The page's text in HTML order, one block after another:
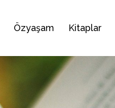
Özyaşam Kitaplar